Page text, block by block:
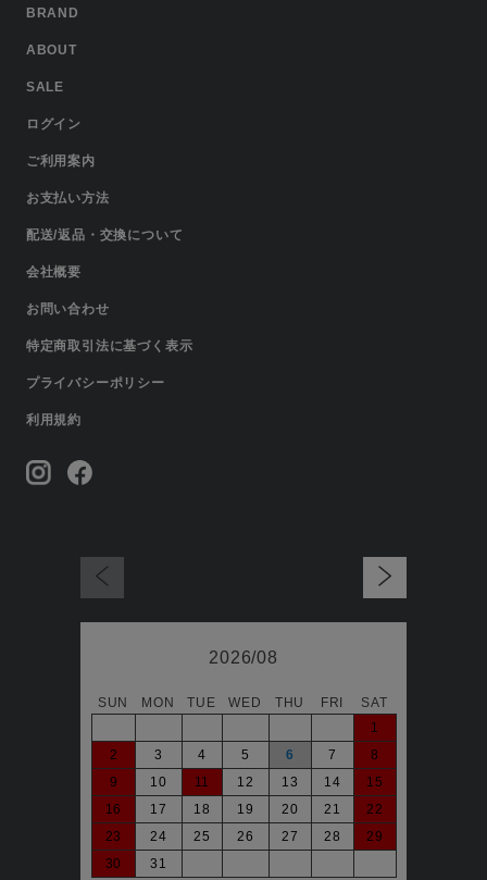
BRAND
ABOUT
SALE
ログイン
ご利用案内
お支払い方法
配送/返品・交換について
会社概要
お問い合わせ
特定商取引法に基づく表示
プライバシーポリシー
利用規約
2026/08
SUN MON TUE WED THU FRI
SAT
1
2
3 4 5 6 7
8
9
10 11 12 13 14
15
16
17 18 19 20 21
22
23
24 25 26 27 28
29
30
31